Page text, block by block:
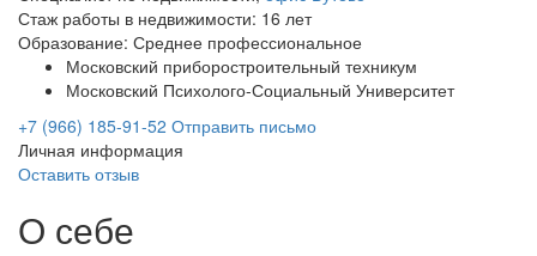
Стаж работы в недвижимости: 16 лет
Образование: Среднее профессиональное
Московский приборостроительный техникум
Московский Психолого-Социальный Университет
+7 (966) 185-91-52 Отправить письмо
Личная информация
Оставить отзыв
О себе